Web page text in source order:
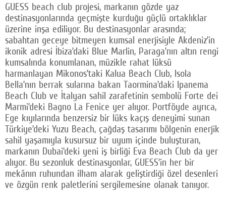
GUESS beach club projesi, markanın gözde yaz
destinasyonlarında geçmişte kurduğu güçlü ortaklıklar
üzerine inşa ediliyor. Bu destinasyonlar arasında;
sabahtan geceye bitmeyen kumsal enerjisiyle Akdeniz’in
ikonik adresi İbiza’daki Blue Marlin, Paraga’nın altın rengi
kumsalında konumlanan, müzikle rahat lüksü
harmanlayan Mikonos’taki Kalua Beach Club, Isola
Bella’nın berrak sularına bakan Taormina’daki Ipanema
Beach Club ve İtalyan sahil zarafetinin sembolü Forte dei
Marmi’deki Bagno La Fenice yer alıyor. Portföyde ayrıca,
Ege kıyılarında benzersiz bir lüks kaçış deneyimi sunan
Türkiye’deki Yuzu Beach, çağdaş tasarımı bölgenin enerjik
sahil yaşamıyla kusursuz bir uyum içinde buluşturan,
markanın Dubai’deki yeni iş birliği Eva Beach Club da yer
alıyor. Bu sezonluk destinasyonlar, GUESS’in her bir
mekânın ruhundan ilham alarak geliştirdiği özel desenleri
ve özgün renk paletlerini sergilemesine olanak tanıyor.